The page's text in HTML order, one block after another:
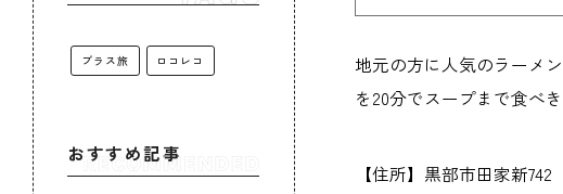
プラス旅 ロコレコ
おすすめ記事
地元の方に人気のラーメ
を20分でスープまで食べ
【住所】黒部市田家新742